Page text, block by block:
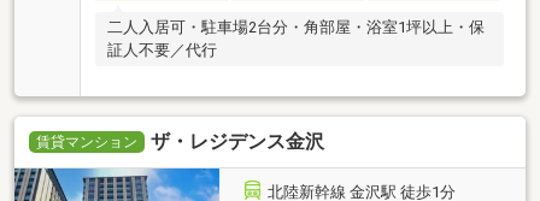
二人入居可・駐車場2台分・角部屋・浴室1坪以上・保
証人不要／代行
賃貸マンション ザ・レジデンス金沢
北陸新幹線 金沢駅 徒歩1分